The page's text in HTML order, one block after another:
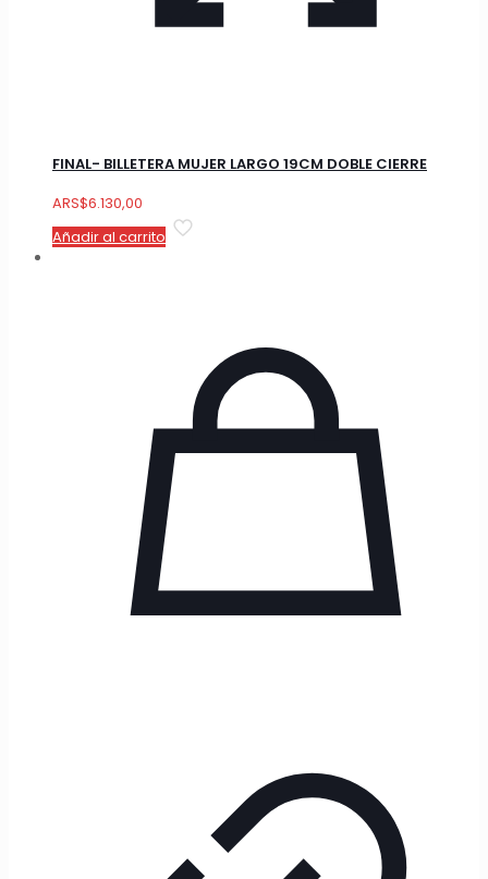
FINAL- BILLETERA MUJER LARGO 19CM DOBLE CIERRE
ARS$6.130,00
Añadir al carrito